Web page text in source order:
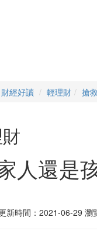
財經好讀 輕理財 搶
人還是
新時間：2021-06-29 瀏